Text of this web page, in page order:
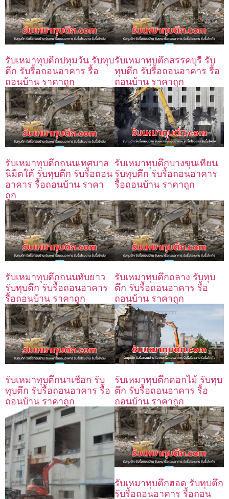
รับเหมาทุบตึกปทุมวัน รับทุบ
ตึก รับรื้อถอนอาคาร รื้อ
ถอนบ้าน ราคาถูก
รับเหมาทุบตึกสรรคบุรี รับ
ทุบตึก รับรื้อถอนอาคาร รื้อ
ถอนบ้าน ราคาถูก
รับเหมาทุบตึกถนนเทศบาล
นิมิตใต้ รับทุบตึก รับรื้อถอน
อาคาร รื้อถอนบ้าน ราคา
ถูก
รับเหมาทุบตึกบางขุนเทียน
รับทุบตึก รับรื้อถอนอาคาร
รื้อถอนบ้าน ราคาถูก
รับเหมาทุบตึกถนนทับยาว
รับทุบตึก รับรื้อถอนอาคาร
รื้อถอนบ้าน ราคาถูก
รับเหมาทุบตึกถลาง รับทุบ
ตึก รับรื้อถอนอาคาร รื้อ
ถอนบ้าน ราคาถูก
รับเหมาทุบตึกนาเชือก รับ
ทุบตึก รับรื้อถอนอาคาร รื้อ
ถอนบ้าน ราคาถูก
รับเหมาทุบตึกดอกไม้ รับทุบ
ตึก รับรื้อถอนอาคาร รื้อ
ถอนบ้าน ราคาถูก
รับเหมาทุบตึกฮอด รับทุบตึก
รับรื้อถอนอาคาร รื้อถอน